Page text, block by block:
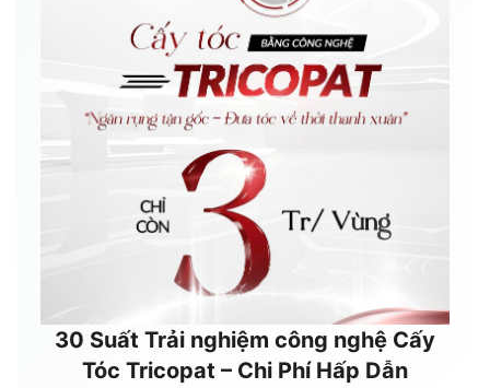
30 Suất Trải nghiệm công nghệ Cấy
Tóc Tricopat – Chi Phí Hấp Dẫn